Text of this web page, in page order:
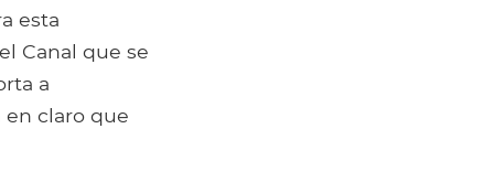
esta
Canal que se
a
claro que